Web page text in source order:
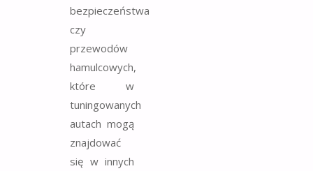
bezpieczeństwa
czy
przewodów
hamulcowych,
które w
tuningowanych
autach mogą
znajdować
się w innych